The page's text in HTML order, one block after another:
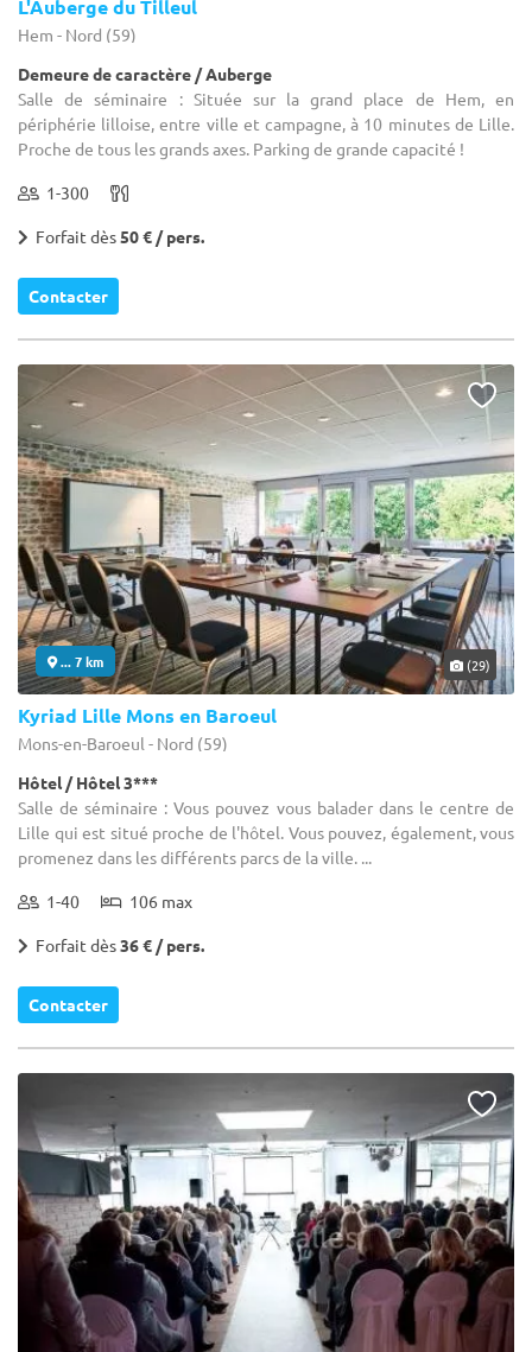
L'Auberge du Tilleul
Hem - Nord (59)
Demeure de caractère / Auberge
Salle de séminaire : Située sur la grand place de Hem, en
périphérie lilloise, entre ville et campagne, à 10 minutes de Lille.
Proche de tous les grands axes. Parking de grande capacité !
1-300
Forfait dès50 € / pers.
Contacter
... 7 km (29)
Kyriad Lille Mons en Baroeul
Mons-en-Baroeul - Nord (59)
Hôtel / Hôtel 3***
Salle de séminaire : Vous pouvez vous balader dans le centre de
Lille qui est situé proche de l'hôtel. Vous pouvez, également, vous
promenez dans les différents parcs de la ville. ...
1-40 106 max
Forfait dès36 € / pers.
Contacter